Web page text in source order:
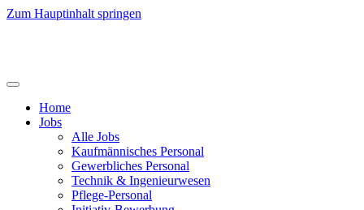
Zum Hauptinhalt springen
Home
Jobs
Alle Jobs
Kaufmännisches Personal
Gewerbliches Personal
Technik & Ingenieurwesen
Pflege-Personal